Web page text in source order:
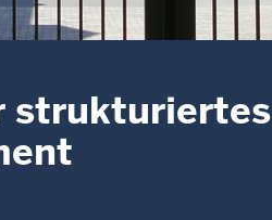
strukturiertes